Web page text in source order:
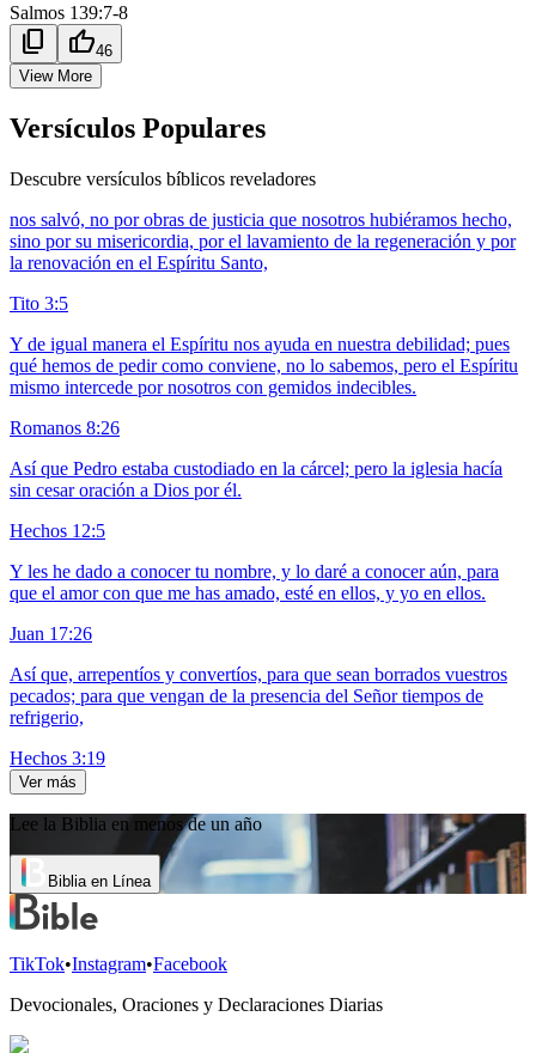
Salmos 139:7-8
content_copy thumb_up46
View More
Versículos Populares
Descubre versículos bíblicos reveladores
nos salvó, no por obras de justicia que nosotros hubiéramos hecho,
sino por su misericordia, por el lavamiento de la regeneración y por
la renovación en el Espíritu Santo,
Tito 3:5
Y de igual manera el Espíritu nos ayuda en nuestra debilidad; pues
qué hemos de pedir como conviene, no lo sabemos, pero el Espíritu
mismo intercede por nosotros con gemidos indecibles.
Romanos 8:26
Así que Pedro estaba custodiado en la cárcel; pero la iglesia hacía
sin cesar oración a Dios por él.
Hechos 12:5
Y les he dado a conocer tu nombre, y lo daré a conocer aún, para
que el amor con que me has amado, esté en ellos, y yo en ellos.
Juan 17:26
Así que, arrepentíos y convertíos, para que sean borrados vuestros
pecados; para que vengan de la presencia del Señor tiempos de
refrigerio,
Hechos 3:19
Ver más
Lee la Biblia en menos de un año
Biblia en Línea
TikTok•Instagram•Facebook
Devocionales, Oraciones y Declaraciones Diarias